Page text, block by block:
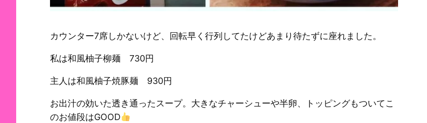
カウンター7席しかないけど、回転早く行列してたけどあまり待たずに座れました。
私は和風柚子柳麺 730円
主人は和風柚子焼豚麺 930円
お出汁の効いた透き通ったスープ。大きなチャーシューや半卵、トッピングもついてこ
のお値段はGOOD